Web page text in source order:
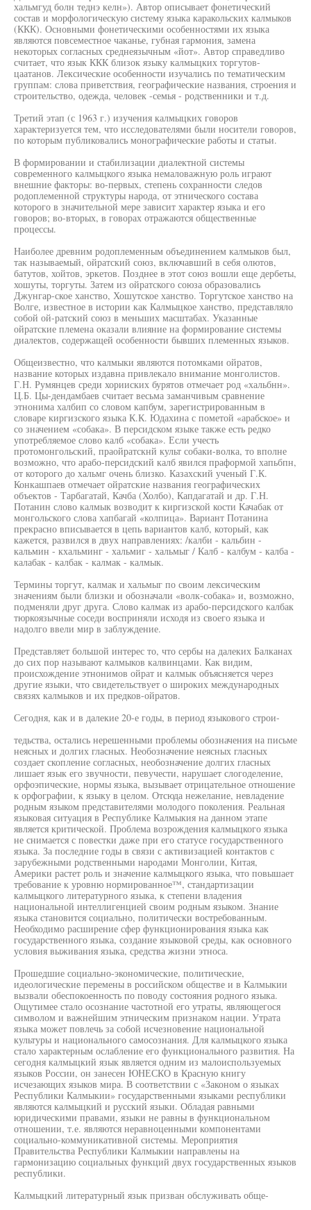
хальмгуд болн теднэ келн»). Автор описывает фонетический
состав и морфологическую систему языка каракольских калмыков
(ККК). Основными фонетическими особенностями их языка
являются повсеместное чаканье, губная гармония, замена
некоторых согласных среднеязычным «йот». Автор справедливо
считает, что язык ККК близок языку калмыцких торгутов-
цаатанов. Лексические особенности изучались по тематическим
группам: слова приветствия, географические названия, строения и
строительство, одежда, человек -семья - родственники и т.д.
Третий этап (с 1963 г.) изучения калмыцких говоров
характеризуется тем, что исследователями были носители говоров,
по которым публиковались монографические работы и статьи.
В формировании и стабилизации диалектной системы
современного калмыцкого языка немаловажную роль играют
внешние факторы: во-первых, степень сохранности следов
родоплеменной структуры народа, от этнического состава
которого в значительной мере зависит характер языка и его
говоров; во-вторых, в говорах отражаются общественные
процессы.
Наиболее древним родоплеменным объединением калмыков был,
так называемый, ойратский союз, включавший в себя олютов,
батутов, хойтов, эркетов. Позднее в этот союз вошли еще дербеты,
хошуты, торгуты. Затем из ойратского союза образовались
Джунгар-ское ханство, Хошутское ханство. Торгутское ханство на
Волге, известное в истории как Калмыцкое ханство, представляло
собой ой-ратский союз в меньших масштабах. Указанные
ойратские племена оказали влияние на формирование системы
диалектов, содержащей особенности бывших племенных языков.
Общеизвестно, что калмыки являются потомками ойратов,
название которых издавна привлекало внимание монголистов.
Г.Н. Румянцев среди хорииских бурятов отмечает род «хальбнн».
Ц.Б. Цы-дендамбаев считает весьма заманчивым сравнение
этнонима халбип со словом капбум, зарегистрированным в
словаре киргизского языка К.К. Юдахина с пометой «арабское» и
со значением «собака». В персидском языке также есть редко
употребляемое слово калб «собака». Если учесть
протомонгольский, праойратскнй культ собаки-волка, то вполне
возможно, что арабо-персидский калб явился праформой хапьбпн,
от которого до хальмг очень близко. Казахский ученый Г.К.
Конкашпаев отмечает ойратские названия географических
объектов - Тарбагатай, Качба (Холбо), Капдагатай и др. Г.Н.
Потанин слово калмык возводит к киргизской кости Качабак от
монгольского слова хапбагай «колпица». Вариант Потанина
прекрасно вписывается в цепь вариантов калб, который, как
кажется, развился в двух направлениях: /калби - кальбин -
кальмин - кхальминг - хальмиг - хальмыг / Калб - калбум - калба -
калабак - калбак - калмак - калмык.
Термины торгут, калмак и хальмыг по своим лексическим
значениям были близки и обозначали «волк-собака» и, возможно,
подменяли друг друга. Слово калмак из арабо-персидского калбак
тюркоязычные соседи восприняли исходя из своего языка и
надолго ввели мир в заблуждение.
Представляет большой интерес то, что сербы на далеких Балканах
до сих пор называют калмыков калвинцами. Как видим,
происхождение этнонимов ойрат и калмык объясняется через
другие языки, что свидетельствует о широких международных
связях калмыков и их предков-ойратов.
Сегодня, как и в далекие 20-е годы, в период языкового строи-
тедьства, остались нерешенными проблемы обозначения на письме
неясных и долгих гласных. Необозначение неясных гласных
создает скопление согласных, необозначение долгих гласных
лишает язык его звучности, певучести, нарушает слогоделение,
орфоэпические, нормы языка, вызывает отрицательное отношение
к орфографии, к языку в целом. Отсюда нежелание, невладение
родным языком представителями молодого поколения. Реальная
языковая ситуация в Республике Калмыкия на данном этапе
является критической. Проблема возрождения калмыцкого языка
не снимается с повестки даже при его статусе государственного
языка. За последние годы в связи с активизацией контактов с
зарубежными родственными народами Монголии, Китая,
Америки растет роль и значение калмыцкого языка, что повышает
требование к уровню нормированное™, стандартизации
калмыцкого литературного языка, к степени владения
национальной интеллигенцией своим родным языком. Знание
языка становится социально, политически востребованным.
Необходимо расширение сфер функционирования языка как
государственного языка, создание языковой среды, как основного
условия выживания языка, средства жизни этноса.
Прошедшие социально-экономические, политические,
идеологические перемены в российском обществе и в Калмыкии
вызвали обеспокоенность по поводу состояния родного языка.
Ощутимее стало осознание частотной его утраты, являющегося
символом и важнейшим этническим признаком нации. Утрата
языка может повлечь за собой исчезновение национальной
культуры и национального самосознания. Для калмыцкого языка
стало характерным ослабление его функционального развития. На
сегодня калмыцкий язык является одним из малоиспользуемых
языков России, он занесен ЮНЕСКО в Красную книгу
исчезающих языков мира. В соответствии с «Законом о языках
Республики Калмыкии» государственными языками республики
являются калмыцкий и русский языки. Обладая равными
юридическими правами, языки не равны в функциональном
отношении, т.е. являются неравноценными компонентами
социально-коммуникативной системы. Мероприятия
Правительства Республики Калмыкии направлены на
гармонизацию социальных функций двух государственных языков
республики.
Калмыцкий литературный язык призван обслуживать обще-